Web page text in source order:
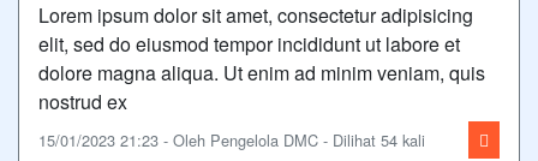
Lorem ipsum dolor sit amet, consectetur adipisicing
elit, sed do eiusmod tempor incididunt ut labore et
dolore magna aliqua. Ut enim ad minim veniam, quis
nostrud ex
15/01/2023 21:23 - Oleh Pengelola DMC - Dilihat 54 kali